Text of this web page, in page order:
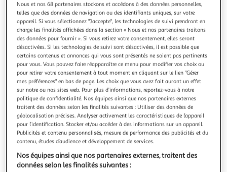
précédente
suivante
PARIS PRIX
Tableau Imprimé Swinger, New Orleans - Banksy
Informations Techniques : Matière : Structure : Bois (Pin)
Revêtement : Toile Intissée Spécificités : Format :
Rectangulaire Tableau imprimée sur toile Impression Full
HD Haute Résolution 360 dpi Garantie une parfaite netteté
et profondeur des couleurs Protection UV pour une
résistance au soleil Ch
En savoir +
Vendu par Paris Prix
Couleur
Multicolore
Taille
40 x 60 cm
Nous et nos 68 partenaires stockons et accédons à des données personnelles,
telles que des données de navigation ou des identifiants uniques, sur votre
appareil. Si vous sélectionnez "J'accepte", les technologies de suivi prendront en
charge les finalités affichées dans la section « Nous et nos partenaires traitons
des données pour fournir ». Si vous retirez votre consentement, elles seront
désactivées. Si les technologies de suivi sont désactivées, il est possible que
certains contenus et annonces qui vous sont présentés ne soient pas pertinents
pour vous. Vous pouvez faire réapparaître ce menu pour modifier vos choix ou
pour retirer votre consentement à tout moment en cliquant sur le lien "Gérer
mes préférences" en bas de page. Les choix que vous avez fait auront un effet
sur notre ou nos sites web. Pour plus d’informations, reportez-vous à notre
politique de confidentialité. Nos équipes ainsi que nos partenaires externes
traitent des données selon les finalités suivantes : Utiliser des données de
géolocalisation précises. Analyser activement les caractéristiques de l’appareil
pour l’identification. Stocker et/ou accéder à des informations sur un appareil.
Publicités et contenu personnalisés, mesure de performance des publicités et du
contenu, études d’audience et développement de services.
Nos équipes ainsi que nos partenaires externes, traitent des
données selon les finalités suivantes :